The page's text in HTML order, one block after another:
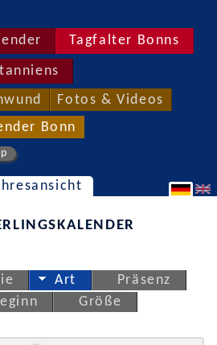
Tagfalter Bonns
Fotos & Videos
Bonn
Art
Präsenz
Größe